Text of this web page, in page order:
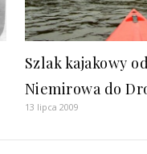
Szlak kajakowy
Niemirowa do
13 lipca 2009